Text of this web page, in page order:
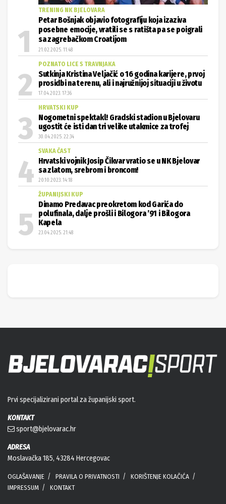
TRENING NK BJELOVARA
Petar Bošnjak objavio fotografiju koja izaziva
posebne emocije, vratili se s ratišta pa se poigrali
sa zagrebačkom Croatijom
21.02.2025. 11:48
POZNATO LICE S TRAVNJAKA
Sutkinja Kristina Veljačić o 16 godina karijere, prvoj
prosidbi na terenu, ali i najružnijoj situaciji u životu
17.04.2023. 17:36
HRVATSKI KUP
Nogometni spektakl! Gradski stadion u Bjelovaru
ugostit će isti dan tri velike utakmice za trofej
30.04.2025. 22:34
SVAKA ČAST
Hrvatski vojnik Josip Čikvar vratio se u NK Bjelovar
sa zlatom, srebrom i broncom!
20.10.2023. 14:18
ŽUPANIJSKI KUP
Dinamo Predavac preokretom kod Garića do
polufinala, dalje prošli i Bilogora ’91 i Bilogora
Kapela
23.04.2025. 21:48
Prvi specijalizirani portal za županijski sport.
KONTAKT
sport@bjelovarac.hr
ADRESA
Moslavačka 185, 43284 Hercegovac
OGLAŠAVANJE PRAVILA O PRIVATNOSTI
KORIŠTENJE KOLAČIĆA
IMPRESSUM
KONTAKT